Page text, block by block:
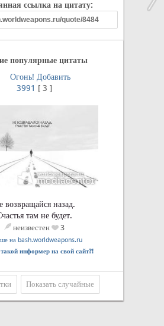
ссылка на цитату:
популярные цитаты
Огонь! Добавить
3991 [ 3 ]
возвращайся назад.
там не будет.
неизвестен 3
на bash.worldweapons.ru
информер на свой сайт?!
Показать случайные